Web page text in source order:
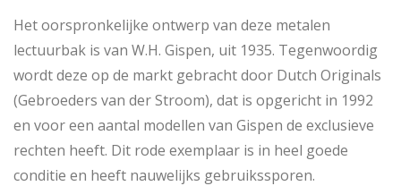
Het oorspronkelijke ontwerp van deze metalen
lectuurbak is van W.H. Gispen, uit 1935. Tegenwoordig
wordt deze op de markt gebracht door Dutch Originals
(Gebroeders van der Stroom), dat is opgericht in 1992
en voor een aantal modellen van Gispen de exclusieve
rechten heeft. Dit rode exemplaar is in heel goede
conditie en heeft nauwelijks gebruikssporen.